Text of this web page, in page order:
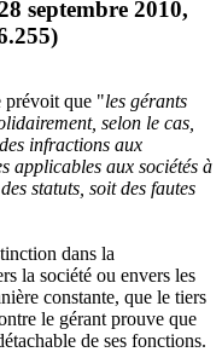
septembre 2010,
prévoit que "les gérants
selon le cas,
infractions aux
applicables aux sociétés à
statuts, soit des fautes
dans la
la société ou envers les
constante, que le tiers
le gérant prouve que
de ses fonctions.